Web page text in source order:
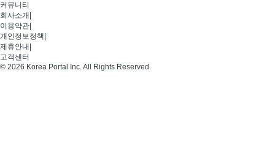
커뮤니티
회사소개
이용약관
개인정보정책
제휴안내
고객센터
© 2026 Korea Portal Inc. All Rights Reserved.